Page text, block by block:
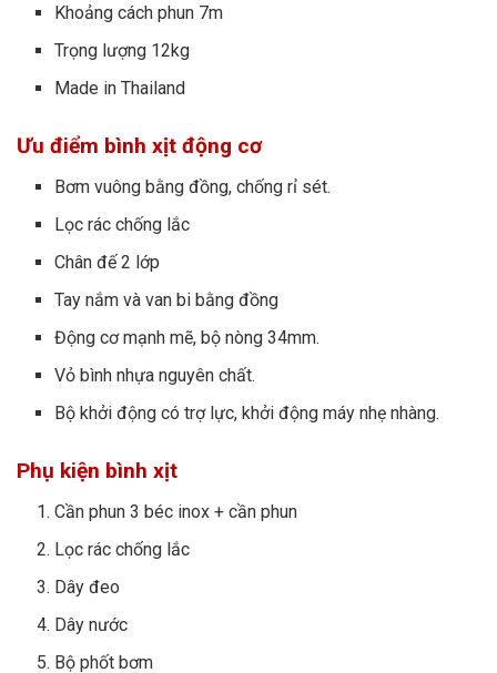
Khoảng cách phun 7m
Trọng lượng 12kg
Made in Thailand
Ưu điểm bình xịt động cơ
Bơm vuông bằng đồng, chống rỉ sét.
Lọc rác chống lắc
Chân đế 2 lớp
Tay nắm và van bi bằng đồng
Động cơ mạnh mẽ, bộ nòng 34mm.
Vỏ bình nhựa nguyên chất.
Bộ khởi động có trợ lực, khởi động máy nhẹ nhàng.
Phụ kiện bình xịt
Cần phun 3 béc inox + cần phun
Lọc rác chống lắc
Dây đeo
Dây nước
Bộ phốt bơm